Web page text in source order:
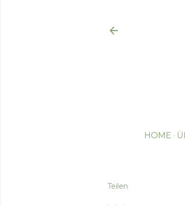
HOME
Teilen